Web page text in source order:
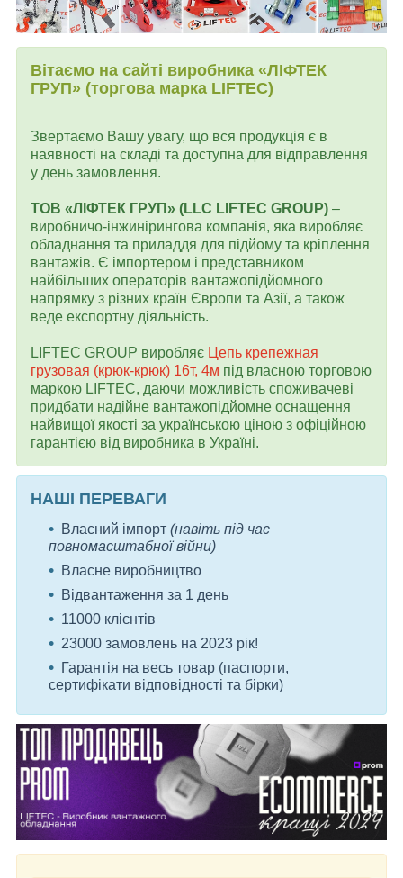
Вітаємо на сайті виробника «ЛІФТЕК
ГРУП» (торгова марка LIFTEC)
Звертаємо Вашу увагу, що вся продукція є в
наявності на складі та доступна для відправлення
у день замовлення.
ТОВ «ЛІФТЕК ГРУП» (LLC LIFTEC GROUP) –
виробничо-інжинірингова компанія, яка виробляє
обладнання та приладдя для підйому та кріплення
вантажів. Є імпортером і представником
найбільших операторів вантажопідйомного
напрямку з різних країн Європи та Азії, а також
веде експортну діяльність.
LIFTEC GROUP виробляє Цепь крепежная
грузовая (крюк-крюк) 16т, 4м під власною торговою
маркою LIFTEC, даючи можливість споживачеві
придбати надійне вантажопідйомне оснащення
найвищої якості за українською ціною з офіційною
гарантією від виробника в Україні.
НАШІ ПЕРЕВАГИ
Власний імпорт (навіть під час
повномасштабної війни)
Власне виробництво
Відвантаження за 1 день
11000 клієнтів
23000 замовлень на 2023 рік!
Гарантія на весь товар (паспорти,
сертифікати відповідності та бірки)